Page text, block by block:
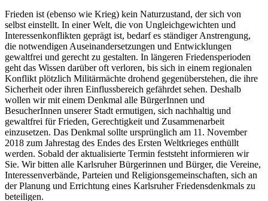
Frieden ist (ebenso wie Krieg) kein Naturzustand, der sich von
selbst einstellt. In einer Welt, die von Ungleichgewichten und
Interessenkonflikten geprägt ist, bedarf es ständiger Anstrengung,
die notwendigen Auseinandersetzungen und Entwicklungen
gewaltfrei und gerecht zu gestalten. In längeren Friedensperioden
geht das Wissen darüber oft verloren, bis sich in einem regionalen
Konflikt plötzlich Militärmächte drohend gegenüberstehen, die ihre
Sicherheit oder ihren Einflussbereich gefährdet sehen. Deshalb
wollen wir mit einem Denkmal alle BürgerInnen und
BesucherInnen unserer Stadt ermutigen, sich nachhaltig und
gewaltfrei für Frieden, Gerechtigkeit und Zusammenarbeit
einzusetzen. Das Denkmal sollte ursprünglich am 11. November
2018 zum Jahrestag des Endes des Ersten Weltkrieges enthüllt
werden. Sobald der aktualisierte Termin feststeht informieren wir
Sie. Wir bitten alle Karlsruher Bürgerinnen und Bürger, die Vereine,
Interessenverbände, Parteien und Religionsgemeinschaften, sich an
der Planung und Errichtung eines Karlsruher Friedensdenkmals zu
beteiligen.